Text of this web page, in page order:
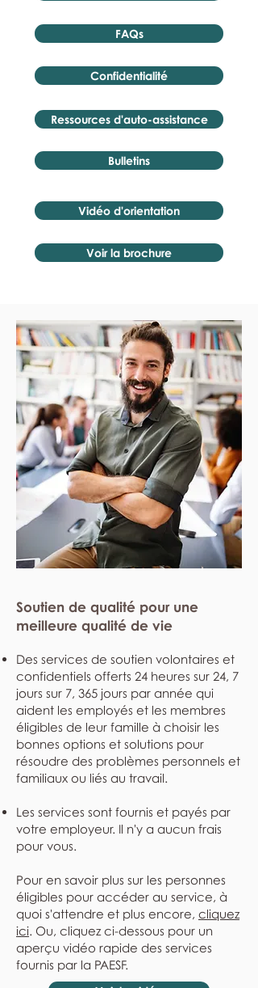
FAQs
Confidentialité
Ressources d'auto-assistance
Bulletins
Vidéo d'orientation
Voir la brochure
Soutien de qualité pour une
meilleure qualité de vie
Des services de soutien volontaires et
confidentiels offerts 24 heures sur 24, 7
jours sur 7, 365 jours par année qui
aident les employés et les membres
éligibles de leur famille à choisir les
bonnes options et solutions pour
résoudre des problèmes personnels et
familiaux ou liés au travail.
Les services sont fournis et payés par
votre employeur. Il n'y a aucun frais
pour vous.
Pour en savoir plus sur les personnes
éligibles pour accéder au service, à
quoi s'attendre et plus encore, cliquez
ici. Ou, cliquez ci-dessous pour un
aperçu vidéo rapide des services
fournis par la PAESF.